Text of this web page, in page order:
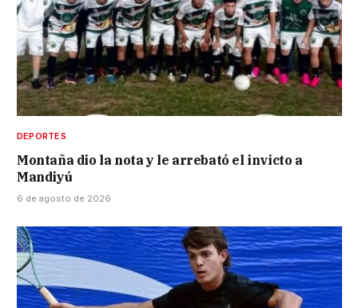
DEPORTES
Montaña dio la nota y le arrebató el invicto a
Mandiyú
6 de agosto de 2026